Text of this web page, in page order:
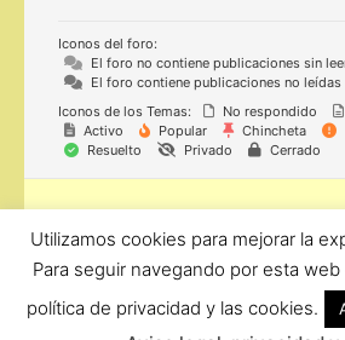
Iconos del foro:
El foro no contiene publicaciones sin
El foro contiene publicaciones no leídas
Iconos de los Temas:
No respondido
Activo
Popular Chincheta
Resuelto
Privado Cerrado
ForoComprasOnline Copyright ©
Utilizamos cookies para mejorar la
Para seguir navegando por esta
política de privacidad y las cookies.